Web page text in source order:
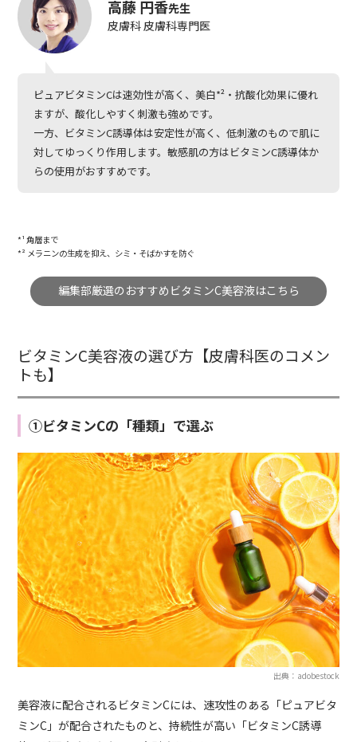
高藤 円香先生
皮膚科 皮膚科専門医
ピュアビタミンCは速効性が高く、美白*²・抗酸化効果に優れ
ますが、酸化しやすく刺激も強めです。
一方、ビタミンC誘導体は安定性が高く、低刺激のもので肌に
対してゆっくり作用します。敏感肌の方はビタミンC誘導体か
らの使用がおすすめです。
*¹ 角層まで
*² メラニンの生成を抑え、シミ・そばかすを防ぐ
編集部厳選のおすすめビタミンC美容液はこちら
ビタミンC美容液の選び方【皮膚科医のコメン
トも】
①ビタミンCの「種類」で選ぶ
出典：adobestock
美容液に配合されるビタミンCには、速攻性のある「ピュアビタ
ミンC」が配合されたものと、持続性が高い「ビタミンC誘導